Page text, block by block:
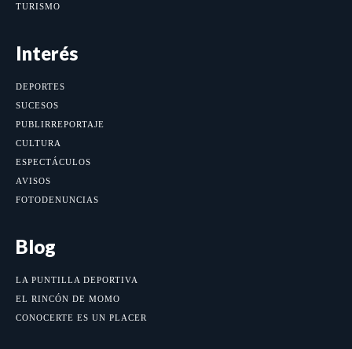
TURISMO
Interés
DEPORTES
SUCESOS
PUBLIRREPORTAJE
CULTURA
ESPECTÁCULOS
AVISOS
FOTODENUNCIAS
Blog
LA PUNTILLA DEPORTIVA
EL RINCÓN DE MOMO
CONOCERTE ES UN PLACER